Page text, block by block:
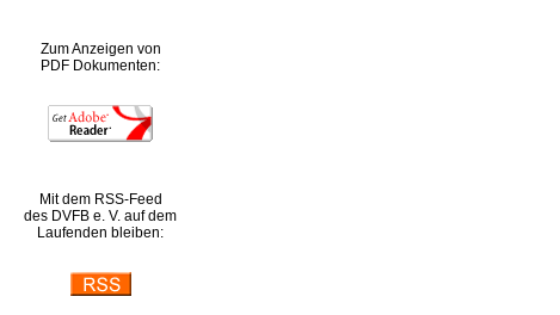
Zum Anzeigen von
PDF Dokumenten:
Mit dem RSS-Feed
des DVFB e. V. auf dem
Laufenden bleiben: